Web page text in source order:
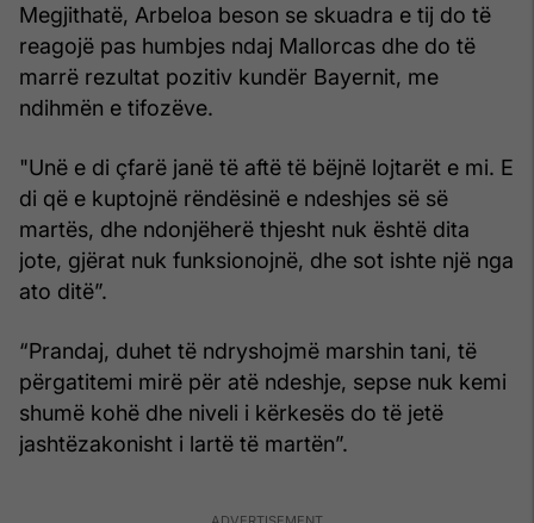
Megjithatë, Arbeloa beson se skuadra e tij do të
reagojë pas humbjes ndaj Mallorcas dhe do të
marrë rezultat pozitiv kundër Bayernit, me
ndihmën e tifozëve.
"Unë e di çfarë janë të aftë të bëjnë lojtarët e mi. E
di që e kuptojnë rëndësinë e ndeshjes së së
martës, dhe ndonjëherë thjesht nuk është dita
jote, gjërat nuk funksionojnë, dhe sot ishte një nga
ato ditë”.
“Prandaj, duhet të ndryshojmë marshin tani, të
përgatitemi mirë për atë ndeshje, sepse nuk kemi
shumë kohë dhe niveli i kërkesës do të jetë
jashtëzakonisht i lartë të martën”.